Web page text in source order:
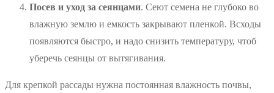
Посев и уход за сеянцами. Сеют семена не глубоко во
влажную землю и емкость закрывают пленкой. Всходы
появляются быстро, и надо снизить температуру, чтоб
уберечь сеянцы от вытягивания.
Для крепкой рассады нужна постоянная влажность почвы,